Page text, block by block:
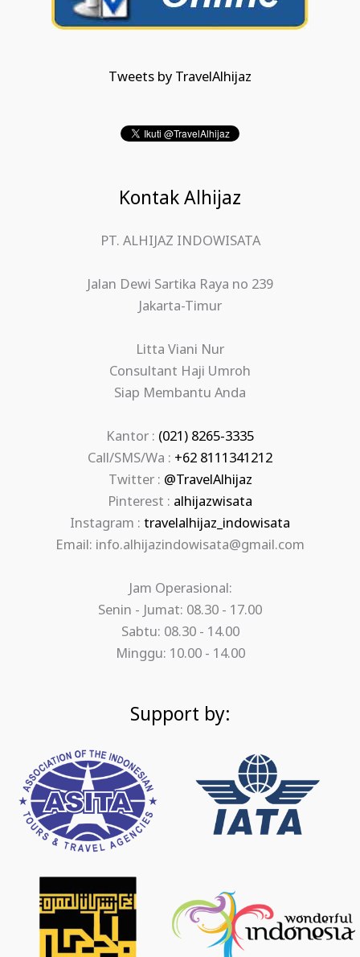
Tweets by TravelAlhijaz
Kontak Alhijaz
PT. ALHIJAZ INDOWISATA
Jalan Dewi Sartika Raya no 239
Jakarta-Timur
Litta Viani Nur
Consultant Haji Umroh
Siap Membantu Anda
Kantor : (021) 8265-3335
Call/SMS/Wa : +62 8111341212
Twitter : @TravelAlhijaz
Pinterest : alhijazwisata
Instagram : travelalhijaz_indowisata
Email: info.alhijazindowisata@gmail.com
Jam Operasional:
Senin - Jumat: 08.30 - 17.00
Sabtu: 08.30 - 14.00
Minggu: 10.00 - 14.00
Support by: